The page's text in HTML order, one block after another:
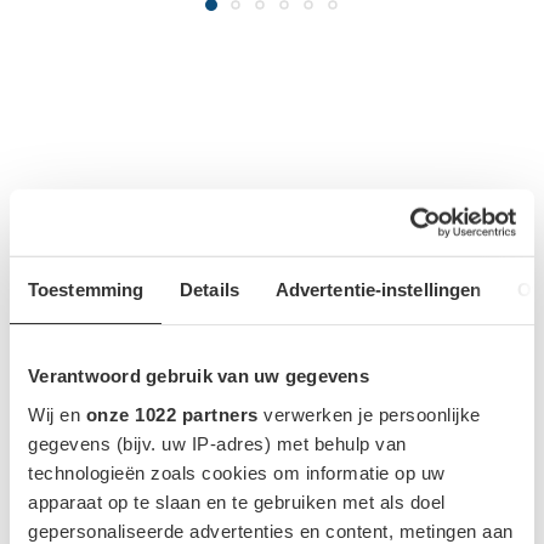
Toestemming Details Advertentie-instellingen
Verantwoord gebruik van uw gegevens
Wij en onze 1022 partners verwerken je persoonlijke
gegevens (bijv. uw IP-adres) met behulp van
technologieën zoals cookies om informatie op uw
apparaat op te slaan en te gebruiken met als doel
gepersonaliseerde advertenties en content, metingen aan